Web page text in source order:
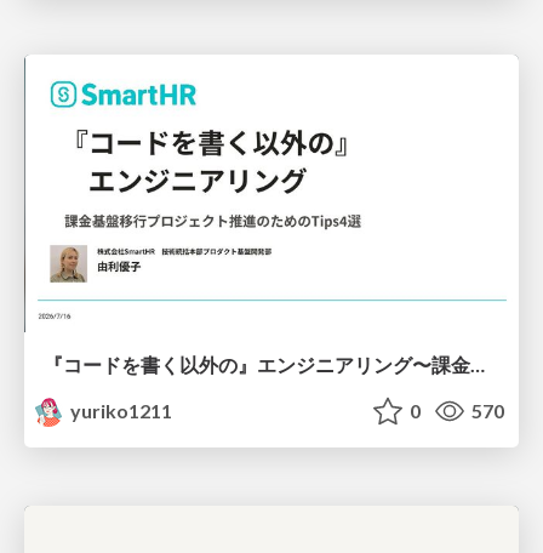
『コードを書く以外の』エンジニアリング〜課金基盤移行プロジェクト推進のためのTips4選
yuriko1211
0 570